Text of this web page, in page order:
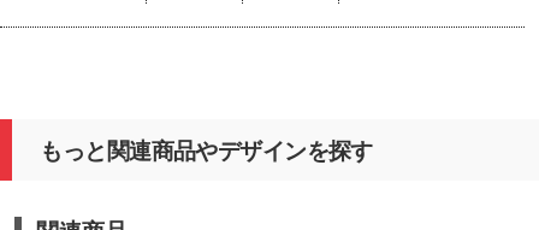
もっと関連商品やデザインを探す